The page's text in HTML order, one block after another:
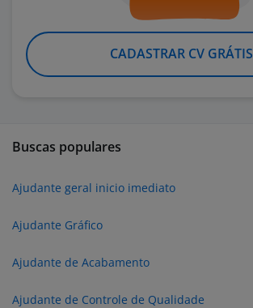
CADASTRAR CV GRÁTIS
Buscas populares
Ajudante geral inicio imediato
Ajudante Gráfico
Ajudante de Acabamento
Ajudante de Controle de Qualidade